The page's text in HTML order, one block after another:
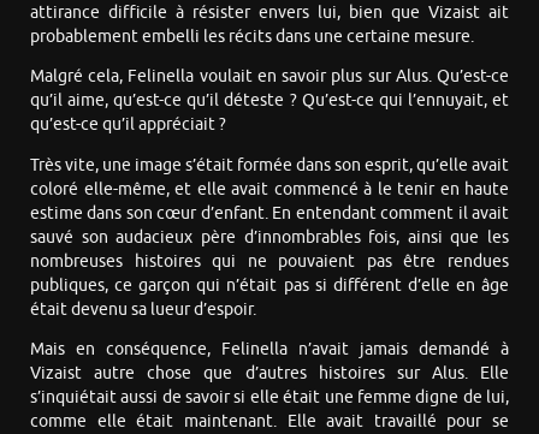
attirance difficile à résister envers lui, bien que Vizaist ait
probablement embelli les récits dans une certaine mesure.
Malgré cela, Felinella voulait en savoir plus sur Alus. Qu’est-ce
qu’il aime, qu’est-ce qu’il déteste ? Qu’est-ce qui l’ennuyait, et
qu’est-ce qu’il appréciait ?
Très vite, une image s’était formée dans son esprit, qu’elle avait
coloré elle-même, et elle avait commencé à le tenir en haute
estime dans son cœur d’enfant. En entendant comment il avait
sauvé son audacieux père d’innombrables fois, ainsi que les
nombreuses histoires qui ne pouvaient pas être rendues
publiques, ce garçon qui n’était pas si différent d’elle en âge
était devenu sa lueur d’espoir.
Mais en conséquence, Felinella n’avait jamais demandé à
Vizaist autre chose que d’autres histoires sur Alus. Elle
s’inquiétait aussi de savoir si elle était une femme digne de lui,
comme elle était maintenant. Elle avait travaillé pour se